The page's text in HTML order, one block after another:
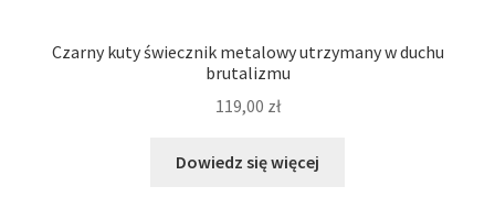
Czarny kuty świecznik metalowy utrzymany w duchu
brutalizmu
119,00 zł
Dowiedz się więcej